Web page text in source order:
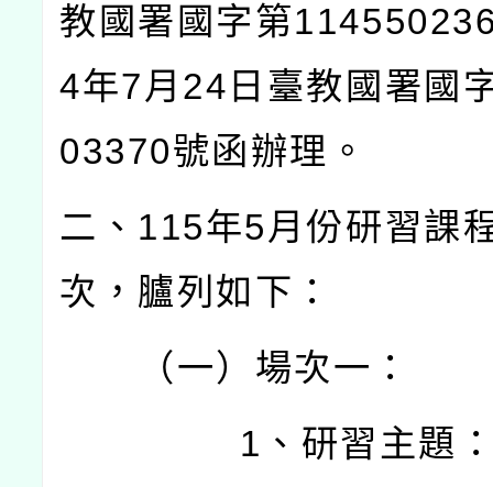
教國署國字第
4年7月 24 日臺教國署國
03370號函辦理。
二、 115年5月份研習課
次，臚列如下：
（一）場次一：
1 、研習主題